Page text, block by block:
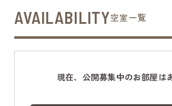
AVAILABILITY空室一覧
現在、公開募集中のお部屋は